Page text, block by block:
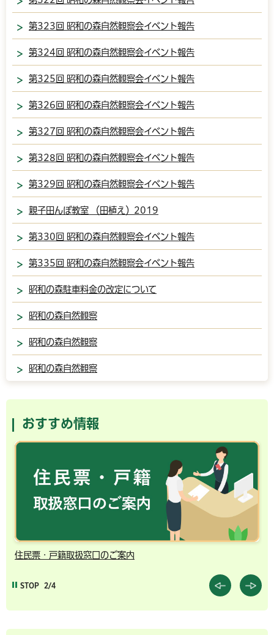
第323回 昭和の森自然観察会イベント報告
第324回 昭和の森自然観察会イベント報告
第325回 昭和の森自然観察会イベント報告
第326回 昭和の森自然観察会イベント報告
第327回 昭和の森自然観察会イベント報告
第328回 昭和の森自然観察会イベント報告
第329回 昭和の森自然観察会イベント報告
親子田んぼ教室 （田植え）2019
第330回 昭和の森自然観察会イベント報告
第335回 昭和の森自然観察会イベント報告
昭和の森駐車料金の改定について
昭和の森自然観察
昭和の森自然観察
昭和の森自然観察
おすすめ情報
住民票・戸籍取扱窓口のご案内
STOP 2/4